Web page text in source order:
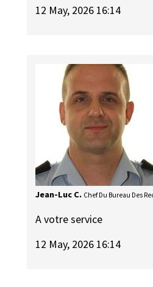
12 May, 2026 16:14
Jean-Luc C. Chef Du Bureau Des
A votre service
12 May, 2026 16:14